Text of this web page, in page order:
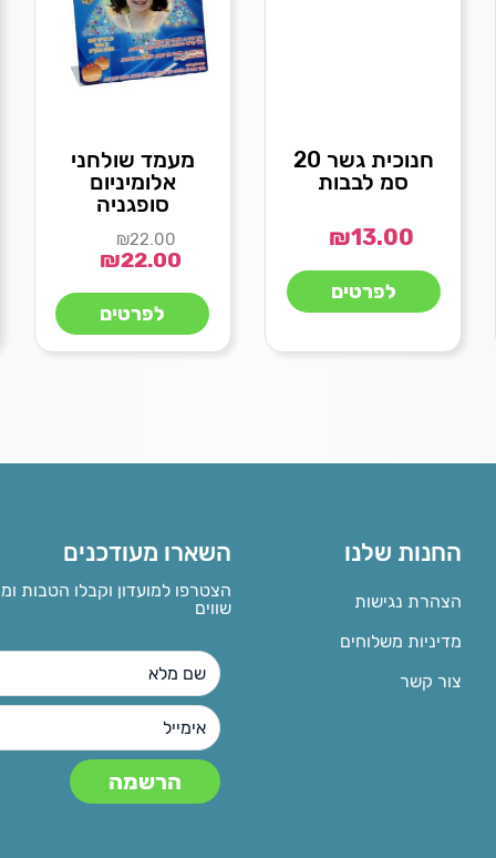
חנוכית גשר 20
סמ לבבות
₪13.00
לפרטים
מעמד שולחני
אלומיניום
סופגניה
₪22.00
₪22.00
לפרטים
החנות שלנו
הצהרת נגישות
מדיניות משלוחים
צור קשר
השארו מעודכנים
הצטרפו למועדון וקבלו הטבות
שווים